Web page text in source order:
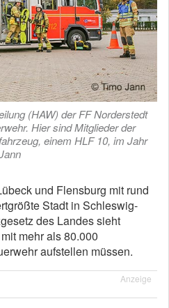
(HAW) der FF Norderstedt
Hier sind Mitglieder der
einem HLF 10, im Jahr
und Flensburg mit rund
Stadt in Schleswig-
des Landes sieht
mehr als 80.000
aufstellen müssen.
Anzeige